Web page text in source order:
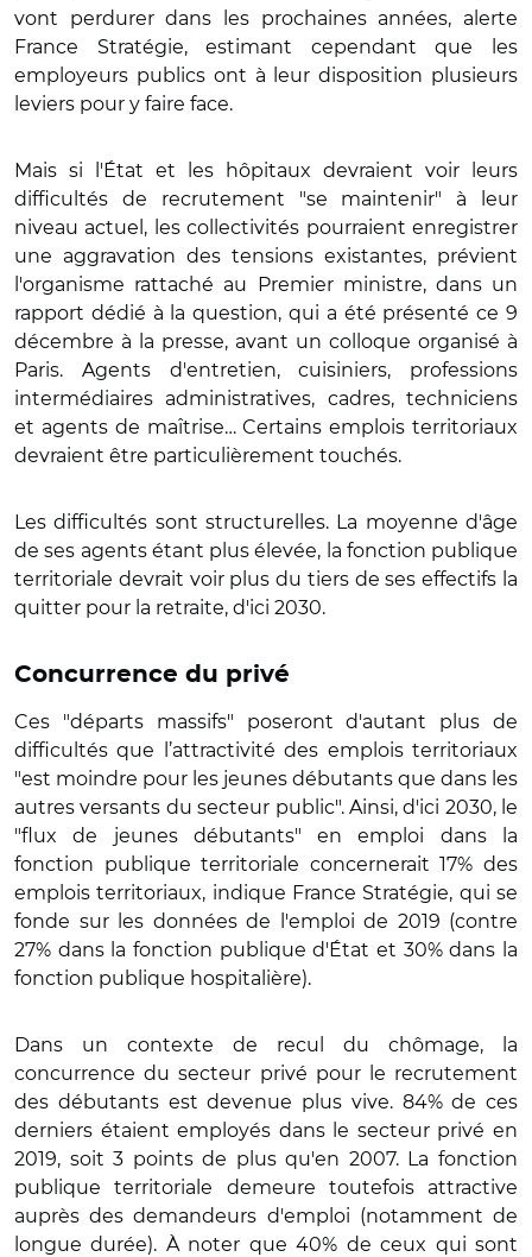
vont perdurer dans les prochaines années, alerte
France Stratégie, estimant cependant que les
employeurs publics ont à leur disposition plusieurs
leviers pour y faire face.
Mais si l'État et les hôpitaux devraient voir leurs
difficultés de recrutement "se maintenir" à leur
niveau actuel, les collectivités pourraient enregistrer
une aggravation des tensions existantes, prévient
l'organisme rattaché au Premier ministre, dans un
rapport dédié à la question, qui a été présenté ce 9
décembre à la presse, avant un colloque organisé à
Paris. Agents d'entretien, cuisiniers, professions
intermédiaires administratives, cadres, techniciens
et agents de maîtrise… Certains emplois territoriaux
devraient être particulièrement touchés.
Les difficultés sont structurelles. La moyenne d'âge
de ses agents étant plus élevée, la fonction publique
territoriale devrait voir plus du tiers de ses effectifs la
quitter pour la retraite, d'ici 2030.
Concurrence du privé
Ces "départs massifs" poseront d'autant plus de
difficultés que l’attractivité des emplois territoriaux
"est moindre pour les jeunes débutants que dans les
autres versants du secteur public". Ainsi, d'ici 2030, le
"flux de jeunes débutants" en emploi dans la
fonction publique territoriale concernerait 17% des
emplois territoriaux, indique France Stratégie, qui se
fonde sur les données de l'emploi de 2019 (contre
27% dans la fonction publique d'État et 30% dans la
fonction publique hospitalière).
Dans un contexte de recul du chômage, la
concurrence du secteur privé pour le recrutement
des débutants est devenue plus vive. 84% de ces
derniers étaient employés dans le secteur privé en
2019, soit 3 points de plus qu'en 2007. La fonction
publique territoriale demeure toutefois attractive
auprès des demandeurs d'emploi (notamment de
longue durée). À noter que 40% de ceux qui sont